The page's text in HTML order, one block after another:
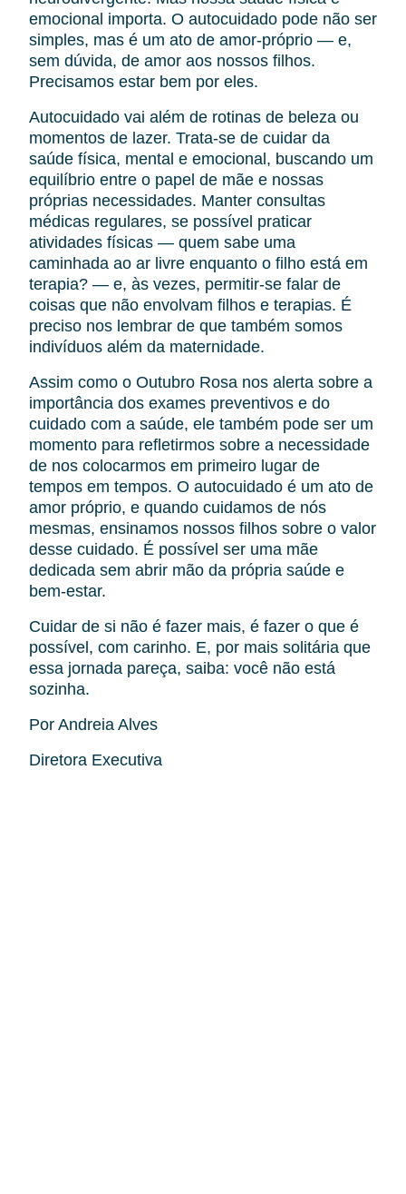
emocional importa. O autocuidado pode não ser
simples, mas é um ato de amor-próprio — e,
sem dúvida, de amor aos nossos filhos.
Precisamos estar bem por eles.
Autocuidado vai além de rotinas de beleza ou
momentos de lazer. Trata-se de cuidar da
saúde física, mental e emocional, buscando um
equilíbrio entre o papel de mãe e nossas
próprias necessidades. Manter consultas
médicas regulares, se possível praticar
atividades físicas — quem sabe uma
caminhada ao ar livre enquanto o filho está em
terapia? — e, às vezes, permitir-se falar de
coisas que não envolvam filhos e terapias. É
preciso nos lembrar de que também somos
indivíduos além da maternidade.
Assim como o Outubro Rosa nos alerta sobre a
importância dos exames preventivos e do
cuidado com a saúde, ele também pode ser um
momento para refletirmos sobre a necessidade
de nos colocarmos em primeiro lugar de
tempos em tempos. O autocuidado é um ato de
amor próprio, e quando cuidamos de nós
mesmas, ensinamos nossos filhos sobre o valor
desse cuidado. É possível ser uma mãe
dedicada sem abrir mão da própria saúde e
bem-estar.
Cuidar de si não é fazer mais, é fazer o que é
possível, com carinho. E, por mais solitária que
essa jornada pareça, saiba: você não está
sozinha.
Por Andreia Alves
Diretora Executiva